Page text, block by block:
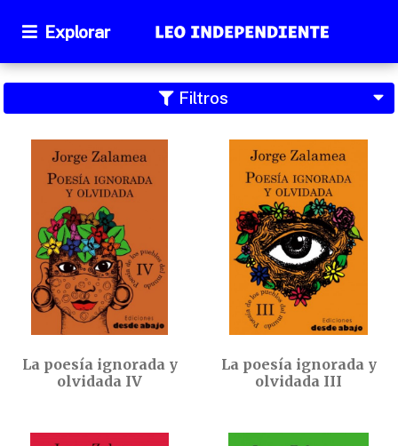
Explorar
Filtros
La poesía ignorada y
olvidada IV
La poesía ignorada y
olvidada III